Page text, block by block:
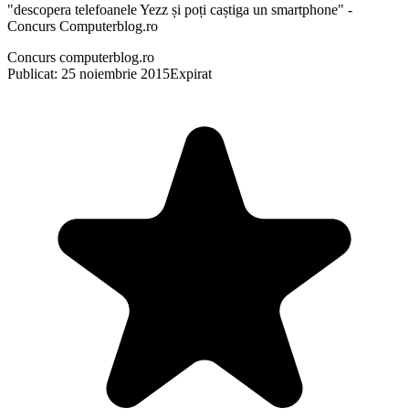
"descopera telefoanele Yezz și poți caștiga un smartphone" -
Concurs Computerblog.ro
Concurs computerblog.ro
Publicat: 25 noiembrie 2015Expirat